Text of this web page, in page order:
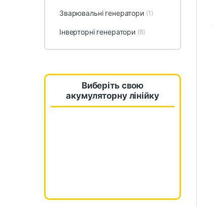
Зварювальні генератори (1)
Інверторні генератори (8)
Виберіть свою
акумуляторну лінійку